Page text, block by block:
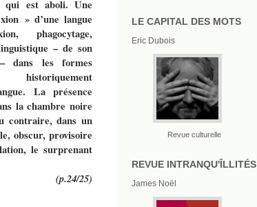
LE CAPITAL DES MOTS
Eric Dubois
Revue culturelle
REVUE INTRANQU'ÎLLITÉS
James Noël
est aboli. Une
» d’une langue
phagocytage,
– de son
dans les formes
historiquement
La présence
la chambre noire
contraire, dans un
obscur, provisoire
le surprenant
(p.24/25)